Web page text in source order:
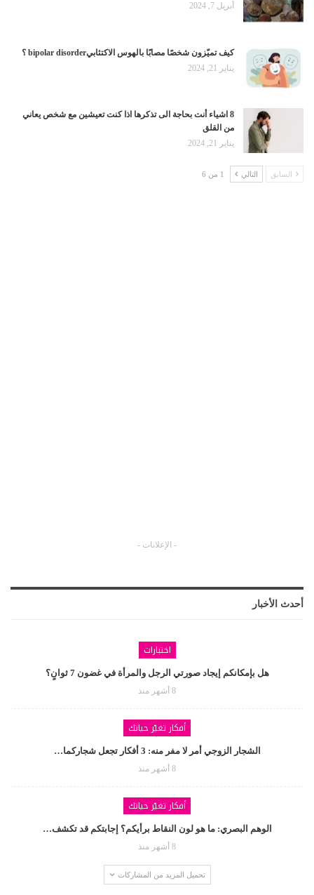
أبريل 7, 2024
كيف تميّزون شخصًا مصابًا بالهوس الاكتئابيbipolar disorder ؟
يناير 21, 2024
8 اشياء أنت بحاجة الى تذكرها اذا كنت تعيشين مع شخص يعاني
من القلق
يناير 21, 2024
السابق التالي 1 من 6
- الإعلانات -
أحدث الأخبار
اختبارات
هل بإمكانكم إيجاد صورتي الرجل والمرأة في غضون 7 ثوانٍ؟
8 أشهر منذ
أفكار تغيّر حياتك
الشجار الزوجي أمر لا مفر منه: 3 أفكار تجعل شجاركما…
8 أشهر منذ
أفكار تغيّر حياتك
الوهم البصري: ما هو لون النقاط برأيكم؟ إجابتكم قد تكشف…
8 أشهر منذ
تحميل المزيد من المشاركات